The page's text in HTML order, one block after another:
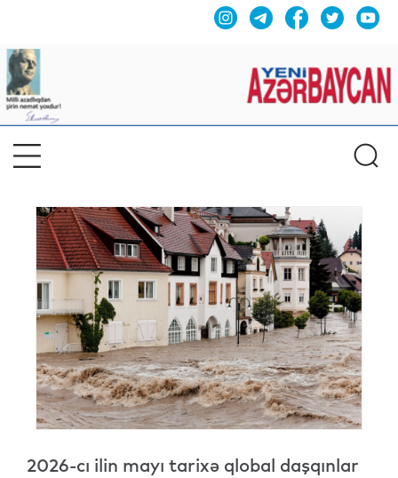
2026-cı ilin mayı tarixə qlobal daşqınlar